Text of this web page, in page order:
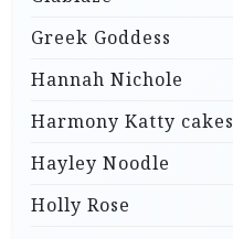
Greek Goddess
Hannah Nichole
Harmony Katty cakes
Hayley Noodle
Holly Rose